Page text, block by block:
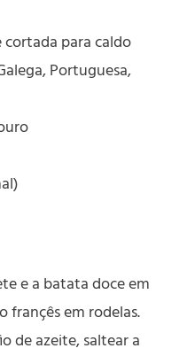
cortada para caldo
Portuguesa,
e a batata doce em
françês em rodelas.
de azeite, saltear a